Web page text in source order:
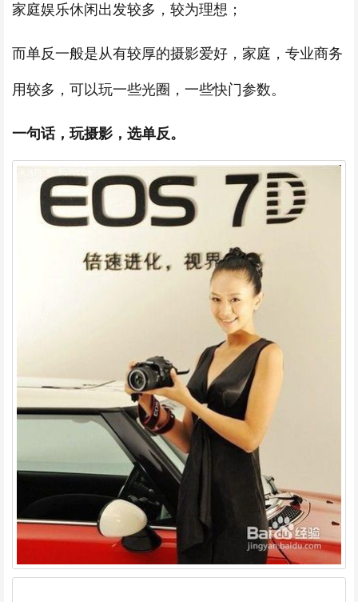
家庭娱乐休闲出发较多，较为理想；
而单反一般是从有较厚的摄影爱好，家庭，专业商务
用较多，可以玩一些光圈，一些快门参数。
一句话，玩摄影，选单反。